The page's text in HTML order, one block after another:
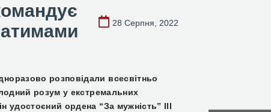
28 Серпня, 2022
розповідали всесвітньо
й розум у екстремальних
удостоєний ордена “За мужність” III